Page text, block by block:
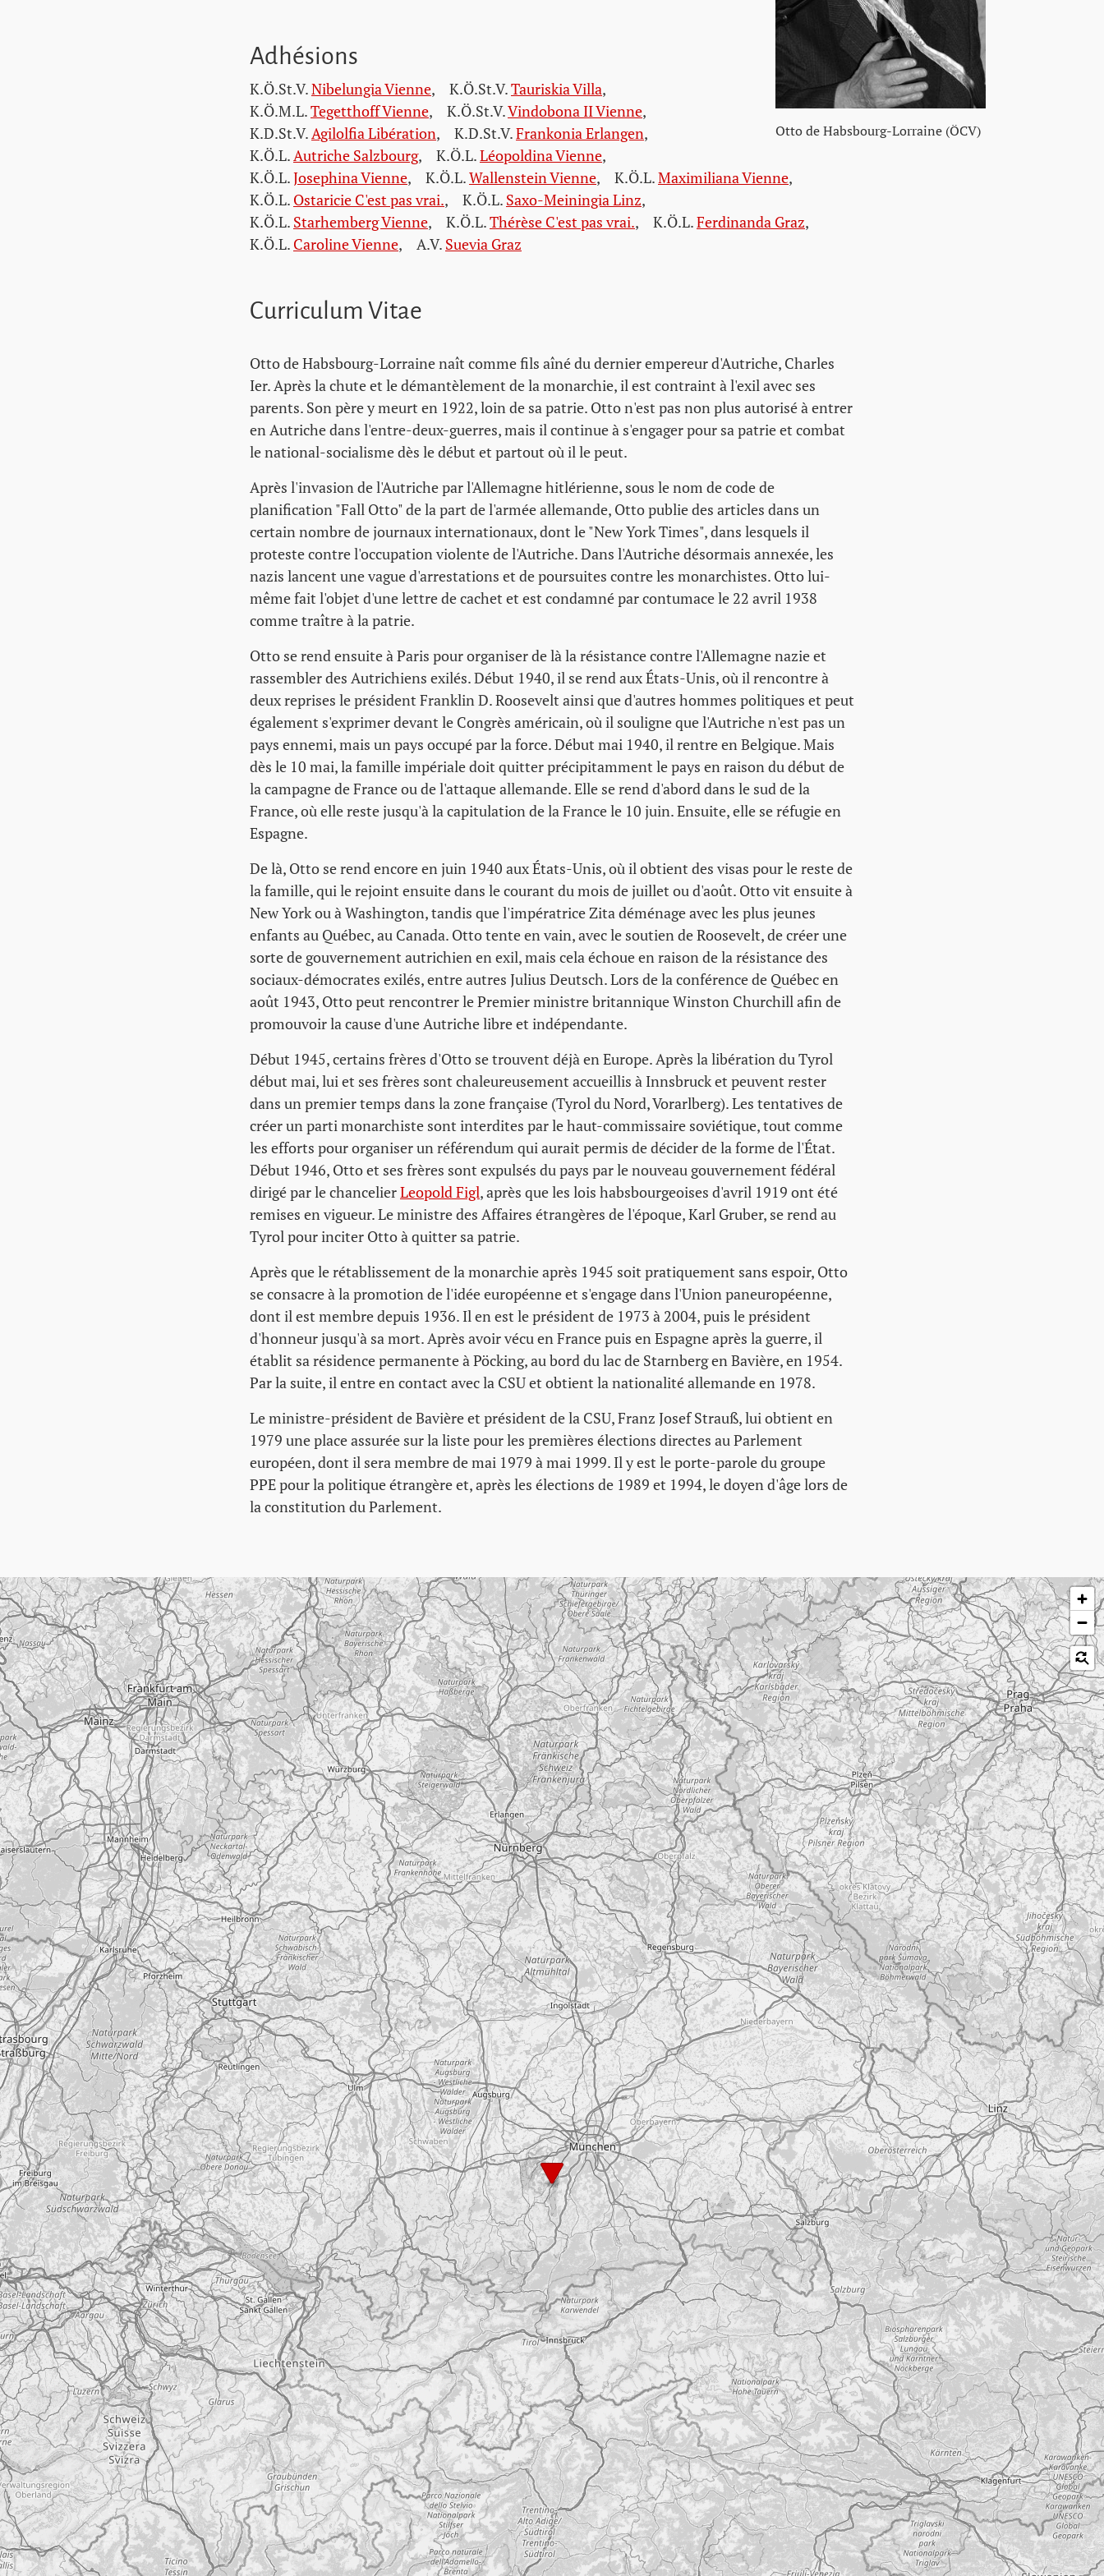
Otto de Habsbourg-Lorraine (ÖCV)
Adhésions
K.Ö.St.V.Nibelungia Vienne, K.Ö.St.V.Tauriskia Villa,
K.Ö.M.L.Tegetthoff Vienne, K.Ö.St.V.Vindobona II Vienne,
K.D.St.V.Agilolfia Libération, K.D.St.V.Frankonia Erlangen,
K.Ö.L.Autriche Salzbourg, K.Ö.L.Léopoldina Vienne,
K.Ö.L.Josephina Vienne, K.Ö.L.Wallenstein Vienne, K.Ö.L.Maximiliana Vienne,
K.Ö.L. Ostaricie C'est pas vrai., K.Ö.L. Saxo-Meiningia Linz,
K.Ö.L. Starhemberg Vienne, K.Ö.L.Thérèse C'est pas vrai., K.Ö.L.Ferdinanda Graz,
K.Ö.L. Caroline Vienne, A.V. Suevia Graz
Curriculum Vitae
Otto de Habsbourg-Lorraine naît comme fils aîné du dernier empereur d'Autriche, Charles
Ier. Après la chute et le démantèlement de la monarchie, il est contraint à l'exil avec ses
parents. Son père y meurt en 1922, loin de sa patrie. Otto n'est pas non plus autorisé à entrer
en Autriche dans l'entre-deux-guerres, mais il continue à s'engager pour sa patrie et combat
le national-socialisme dès le début et partout où il le peut.
Après l'invasion de l'Autriche par l'Allemagne hitlérienne, sous le nom de code de
planification "Fall Otto" de la part de l'armée allemande, Otto publie des articles dans un
certain nombre de journaux internationaux, dont le "New York Times", dans lesquels il
proteste contre l'occupation violente de l'Autriche. Dans l'Autriche désormais annexée, les
nazis lancent une vague d'arrestations et de poursuites contre les monarchistes. Otto lui-
même fait l'objet d'une lettre de cachet et est condamné par contumace le 22 avril 1938
comme traître à la patrie.
Otto se rend ensuite à Paris pour organiser de là la résistance contre l'Allemagne nazie et
rassembler des Autrichiens exilés. Début 1940, il se rend aux États-Unis, où il rencontre à
deux reprises le président Franklin D. Roosevelt ainsi que d'autres hommes politiques et peut
également s'exprimer devant le Congrès américain, où il souligne que l'Autriche n'est pas un
pays ennemi, mais un pays occupé par la force. Début mai 1940, il rentre en Belgique. Mais
dès le 10 mai, la famille impériale doit quitter précipitamment le pays en raison du début de
la campagne de France ou de l'attaque allemande. Elle se rend d'abord dans le sud de la
France, où elle reste jusqu'à la capitulation de la France le 10 juin. Ensuite, elle se réfugie en
Espagne.
De là, Otto se rend encore en juin 1940 aux États-Unis, où il obtient des visas pour le reste de
la famille, qui le rejoint ensuite dans le courant du mois de juillet ou d'août. Otto vit ensuite à
New York ou à Washington, tandis que l'impératrice Zita déménage avec les plus jeunes
enfants au Québec, au Canada. Otto tente en vain, avec le soutien de Roosevelt, de créer une
sorte de gouvernement autrichien en exil, mais cela échoue en raison de la résistance des
sociaux-démocrates exilés, entre autres Julius Deutsch. Lors de la conférence de Québec en
août 1943, Otto peut rencontrer le Premier ministre britannique Winston Churchill afin de
promouvoir la cause d'une Autriche libre et indépendante.
Début 1945, certains frères d'Otto se trouvent déjà en Europe. Après la libération du Tyrol
début mai, lui et ses frères sont chaleureusement accueillis à Innsbruck et peuvent rester
dans un premier temps dans la zone française (Tyrol du Nord, Vorarlberg). Les tentatives de
créer un parti monarchiste sont interdites par le haut-commissaire soviétique, tout comme
les efforts pour organiser un référendum qui aurait permis de décider de la forme de l'État.
Début 1946, Otto et ses frères sont expulsés du pays par le nouveau gouvernement fédéral
dirigé par le chancelierLeopold Figl, après que les lois habsbourgeoises d'avril 1919 ont été
remises en vigueur. Le ministre des Affaires étrangères de l'époque, Karl Gruber, se rend au
Tyrol pour inciter Otto à quitter sa patrie.
Après que le rétablissement de la monarchie après 1945 soit pratiquement sans espoir, Otto
se consacre à la promotion de l'idée européenne et s'engage dans l'Union paneuropéenne,
dont il est membre depuis 1936. Il en est le président de 1973 à 2004, puis le président
d'honneur jusqu'à sa mort. Après avoir vécu en France puis en Espagne après la guerre, il
établit sa résidence permanente à Pöcking, au bord du lac de Starnberg en Bavière, en 1954.
Par la suite, il entre en contact avec la CSU et obtient la nationalité allemande en 1978.
Le ministre-président de Bavière et président de la CSU, Franz Josef Strauß, lui obtient en
1979 une place assurée sur la liste pour les premières élections directes au Parlement
européen, dont il sera membre de mai 1979 à mai 1999. Il y est le porte-parole du groupe
PPE pour la politique étrangère et, après les élections de 1989 et 1994, le doyen d'âge lors de
la constitution du Parlement.
Passer la carte